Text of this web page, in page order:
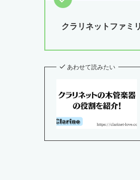
クラリネットファミ
あわせて読みたい